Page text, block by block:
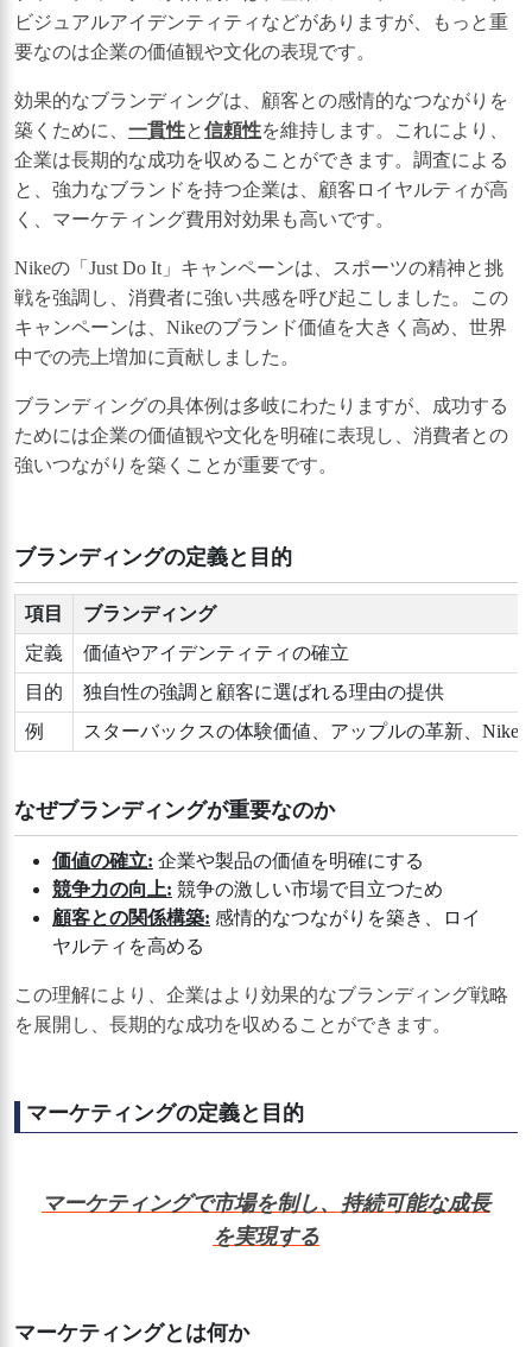
ビジュアルアイデンティティなどがありますが、もっと重
要なのは企業の価値観や文化の表現です。
効果的なブランディングは、顧客との感情的なつながりを
築くために、 一貫性と信頼性を維持します。これにより、
企業は長期的な成功を収めることができます。調査による
と、強力なブランドを持つ企業は、顧客ロイヤルティが高
く、マーケティング費用対効果も高いです。
Nikeの「Just Do It」キャンペーンは、スポーツの精神と挑
戦を強調し、消費者に強い共感を呼び起こしました。この
キャンペーンは、Nikeのブランド価値を大きく高め、世界
中での売上増加に貢献しました。
ブランディングの具体例は多岐にわたりますが、成功する
ためには企業の価値観や文化を明確に表現し、消費者との
強いつながりを築くことが重要です。
ブランディングの定義と目的
項目
ブランディング
定義
価値やアイデンティティの確立
目的
独自性の強調と顧客に選ばれる理由の提供
例
スターバックスの体験価値、アップルの革新、Nike
なぜブランディングが重要なのか
価値の確立: 企業や製品の価値を明確にする
競争力の向上: 競争の激しい市場で目立つため
顧客との関係構築: 感情的なつながりを築き、ロイ
ヤルティを高める
この理解により、企業はより効果的なブランディング戦略
を展開し、長期的な成功を収めることができます。
マーケティングの定義と目的
マーケティングで市場を制し、持続可能な成長
を実現する
マーケティングとは何か